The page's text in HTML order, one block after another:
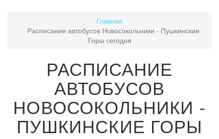
Главная
Расписание автобусов Новосокольники - Пушкинские
Горы сегодня
РАСПИСАНИЕ
АВТОБУСОВ
НОВОСОКОЛЬНИКИ -
ПУШКИНСКИЕ ГОРЫ